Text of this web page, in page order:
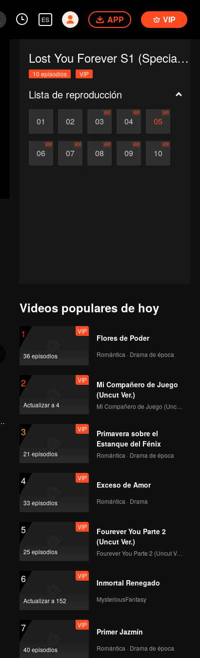
ES APP VIP
Lost You Forever S1 (Special Edition)
10 episodios VIP
Lista de reproducción
01 02 03
VIP
04
VIP
05
VIP
06
VIP
07
VIP
08
VIP
09
VIP
10
VIP
Videos populares de hoy
1
36 episodios
VIP
Flores de Poder
Romántica · Drama de época
2
Actualizar a 4
VIP
Mi Compañero de Juego
(Uncut Ver.)
Mi Compañero de Juego (Uncut Ver.)
3
21 episodios
VIP
Primavera sobre el
Estanque del Fénix
Romántica · Drama de época
4
33 episodios
VIP
Exceso de Amor
Romántica · Drama
5
25 episodios
VIP
Fourever You Parte 2
(Uncut Ver.)
Fourever You Parte 2 (Uncut Ver.)
6
Actualizar a 152
VIP
Inmortal Renegado
MysteriousFantasy
7
40 episodios
VIP
Primer Jazmín
Romántica · Drama de época